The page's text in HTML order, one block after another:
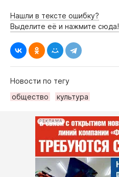
Нашли в тексте ошибку?
Выделите её и нажмите сюда!
Новости по тегу
общество
культура
РЕКЛАМА